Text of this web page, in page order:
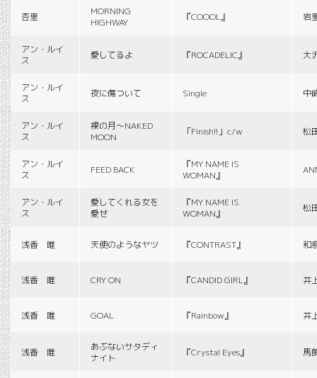
杏里
MORNING
HIGHWAY
『COOOL』 岩
アン・ルイ
ス
愛してるよ 『ROCADELIC』 大
アン・ルイ
ス
夜に傷ついて Single 中
アン・ルイ
ス
裸の月〜NAKED
MOON
「Finish!!」c/w 松
アン・ルイ
ス
FEED BACK
『MY NAME IS
WOMAN』
アン・ルイ
ス
愛してくれる女を
愛せ
『MY NAME IS
WOMAN』
松
浅香 唯 天使のようなヤツ 『CONTRAST』 和
浅香 唯 CRY ON 『CANDID GIRL』 井
浅香 唯 GOAL 『Rainbow』 井
浅香 唯
あぶないサタディ
ナイト
『Crystal Eyes』 馬